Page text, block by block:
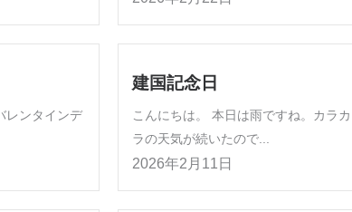
レンタインデ
建国記念日
こんにちは。 本日は雨ですね。カラカ
ラの天気が続いたので...
2026年2月11日